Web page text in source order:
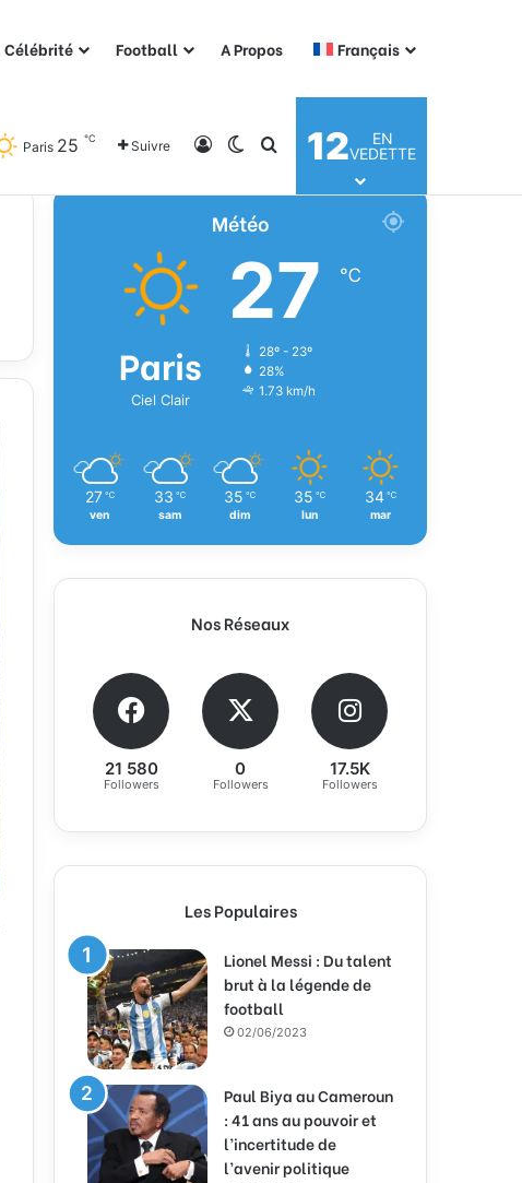
Célébrité Football A Propos Français
Paris 25 ℃ Suivre ConnexionSwitch skin
Rechercher
12
EN
VEDETTE
Météo
Paris
Ciel Clair
27 ℃
28º - 23º
28%
1.73 km/h
27 ℃
ven
33 ℃
sam
35 ℃
dim
35 ℃
lun
34 ℃
mar
Nos Réseaux
21 580
Followers
0
Followers
17.5K
Followers
Les Populaires
Lionel Messi : Du talent
brut à la légende de
football
02/06/2023
Paul Biya au Cameroun
: 41 ans au pouvoir et
l’incertitude de
l’avenir politique